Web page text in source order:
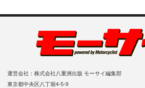
運営会社：株式会社八重洲出版 モーサイ編集部
東京都中央区八丁堀4-5-9